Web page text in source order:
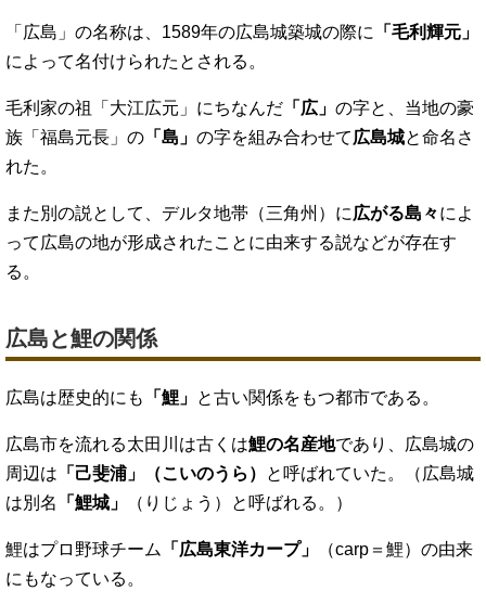
「広島」の名称は、1589年の広島城築城の際に
「毛利輝元」
によって名付けられたとされる。
毛利家の祖「大江広元」にちなんだ 「広」 の字と、当地の豪
族「福島元長」の 「島」 の字を組み合わせて広島城と命名さ
れた。
また別の説として、デルタ地帯（三角州）に広がる島々によ
って広島の地が形成されたことに由来する説などが存在す
る。
広島と鯉の関係
広島は歴史的にも 「鯉」 と古い関係をもつ都市である。
広島市を流れる太田川は古くは鯉の名産地であり、広島城の
周辺は 「己斐浦」（こいのうら）
と呼ばれていた。（広島城
は別名
「鯉城」 （りじょう）と呼ばれる。）
鯉はプロ野球チーム 「広島東洋カープ」
（carp＝鯉）の由来
にもなっている。